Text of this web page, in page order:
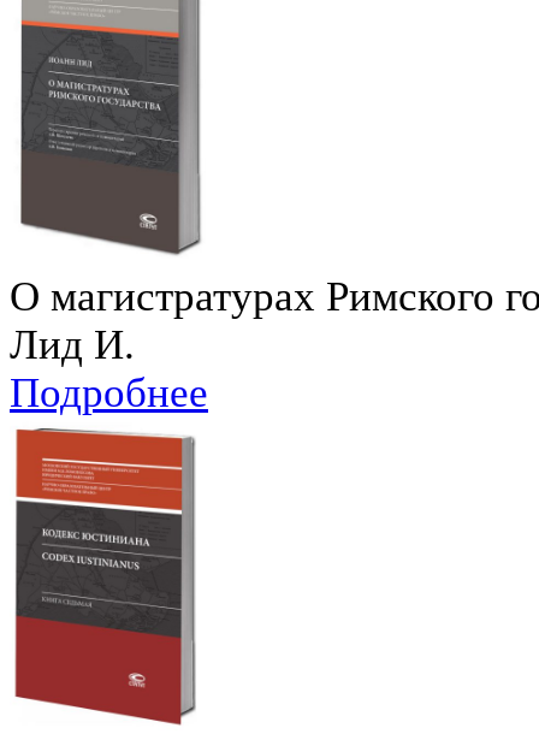
О магистратурах Римского
Лид И.
Подробнее